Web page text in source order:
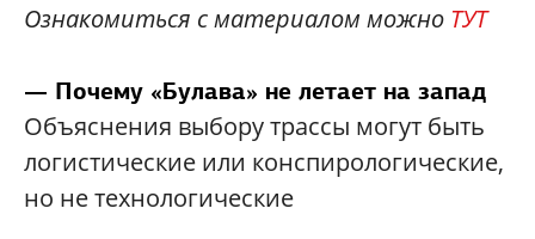
Ознакомиться с материалом можно ТУТ
— Почему «Булава» не летает на запад
Объяснения выбору трассы могут быть
логистические или конспирологические,
но не технологические